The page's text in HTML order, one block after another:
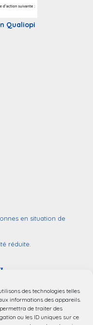
des technologies telles
informations des appareils.
de traiter des
ou les ID uniques sur ce
Qualiopi
en situation de
réduite.
de handicap dans le